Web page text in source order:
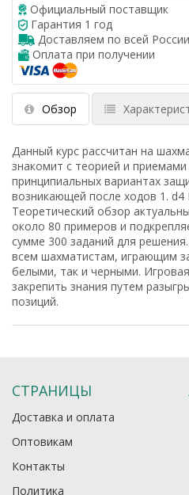
Официальный поставщик
Гарантия 1 год
Доставляем по всей России
Оплата при получении
Обзор
Данный курс рассчитан на
знакомит с теорией и
принципиальных вариантах
возникающей после ходов 1. d4
Теоретический обзор
около 80 примеров и
сумме 300 заданий для
всем шахматистам, играющим
белыми, так и черными.
закрепить знания путем
позиций.
СТРАНИЦЫ
Доставка и оплата
Оптовикам
Контакты
Политика